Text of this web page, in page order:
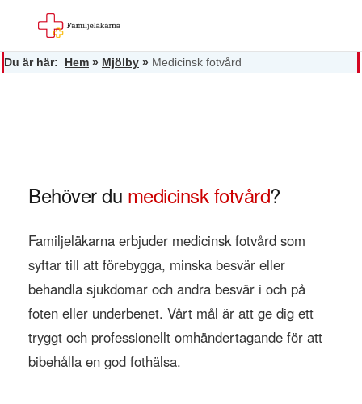
Du är här: Hem » Mjölby » Medicinsk fotvård
Behöver du medicinsk fotvård?
Familjeläkarna erbjuder medicinsk fotvård som
syftar till att förebygga, minska besvär eller
behandla sjukdomar och andra besvär i och på
foten eller underbenet. Vårt mål är att ge dig ett
tryggt och professionellt omhändertagande för att
bibehålla en god fothälsa.